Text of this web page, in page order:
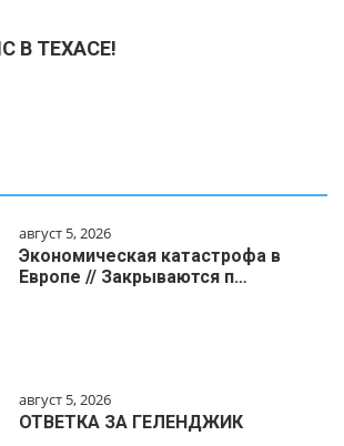
В ТЕХАСЕ!
август 5, 2026
Экономическая катастрофа в
Европе // Закрываются п…
август 5, 2026
ОТВЕТКА ЗА ГЕЛЕНДЖИК